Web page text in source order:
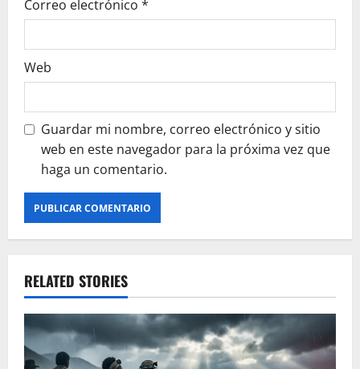
Correo electrónico *
Web
Guardar mi nombre, correo electrónico y sitio
web en este navegador para la próxima vez que
haga un comentario.
RELATED STORIES